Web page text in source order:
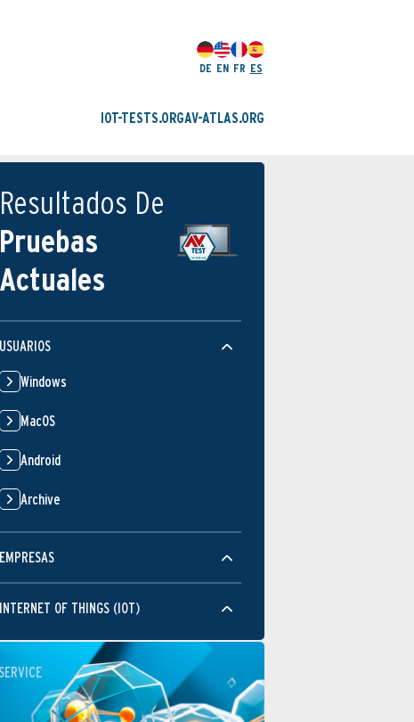
DE EN FR ES
IOT-TESTS.ORGAV-ATLAS.ORG
Resultados De
Pruebas
Actuales
USUARIOS
Windows
MacOS
Android
Archive
EMPRESAS
INTERNET OF THINGS (IOT)
SERVICE